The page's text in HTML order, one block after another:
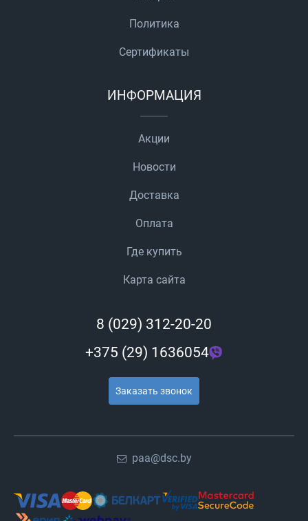
Политика
Сертификаты
ИНФОРМАЦИЯ
Акции
Новости
Доставка
Оплата
Где купить
Карта сайта
8 (029) 312-20-20
+375 (29) 1636054
Заказать звонок
paa@dsc.by